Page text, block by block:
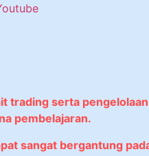
trading serta
pembelajaran.
sangat bergantung